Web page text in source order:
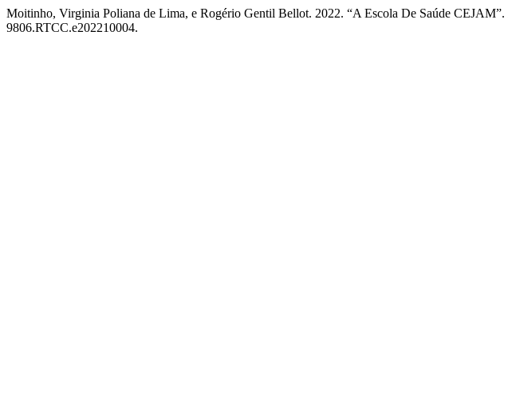
Moitinho, Virginia Poliana de Lima, e Rogério Gentil Bellot. 2022. “A Escola De Saúde CEJAM”.
9806.RTCC.e202210004.